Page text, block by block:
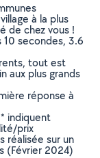
à la plus
de chez vous !
secondes, 3.6
tout est
aux plus grands
réponse à
indiquent
prix
réalisée sur un
(Février 2024)